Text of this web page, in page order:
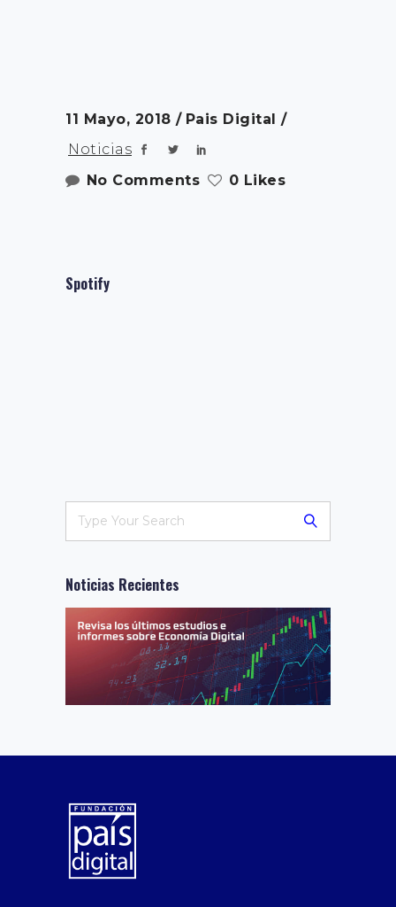
11 Mayo, 2018
Pais Digital
Noticias
No Comments
0 Likes
Spotify
Noticias Recientes